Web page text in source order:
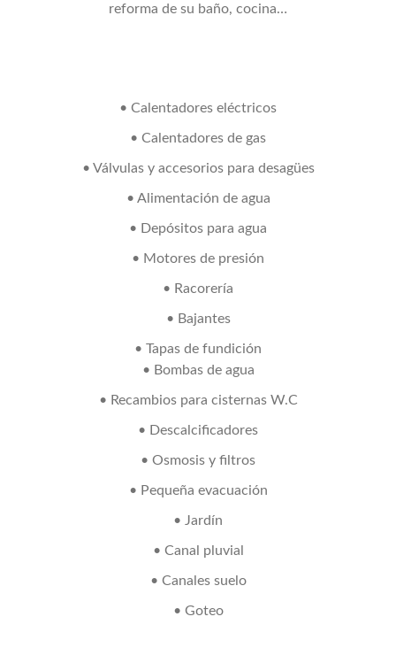
reforma de su baño, cocina…
• Calentadores eléctricos
• Calentadores de gas
• Válvulas y accesorios para desagües
• Alimentación de agua
• Depósitos para agua
• Motores de presión
• Racorería
• Bajantes
• Tapas de fundición
• Bombas de agua
• Recambios para cisternas W.C
• Descalcificadores
• Osmosis y filtros
• Pequeña evacuación
• Jardín
• Canal pluvial
• Canales suelo
• Goteo